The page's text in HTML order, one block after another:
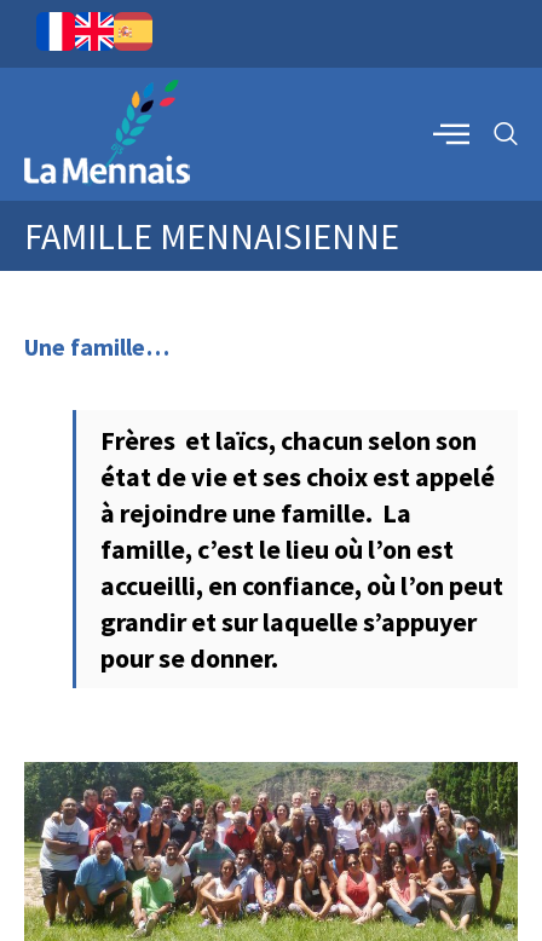
FAMILLE MENNAISIENNE
Une famille…
Frères et laïcs, chacun selon son
état de vie et ses choix est appelé
à rejoindre une famille. La
famille, c’est le lieu où l’on est
accueilli, en confiance, où l’on peut
grandir et sur laquelle s’appuyer
pour se donner.